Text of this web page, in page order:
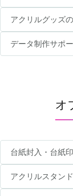
アクリルグッズ
データ制作サポ
オ
台紙封入・台紙
アクリルスタン